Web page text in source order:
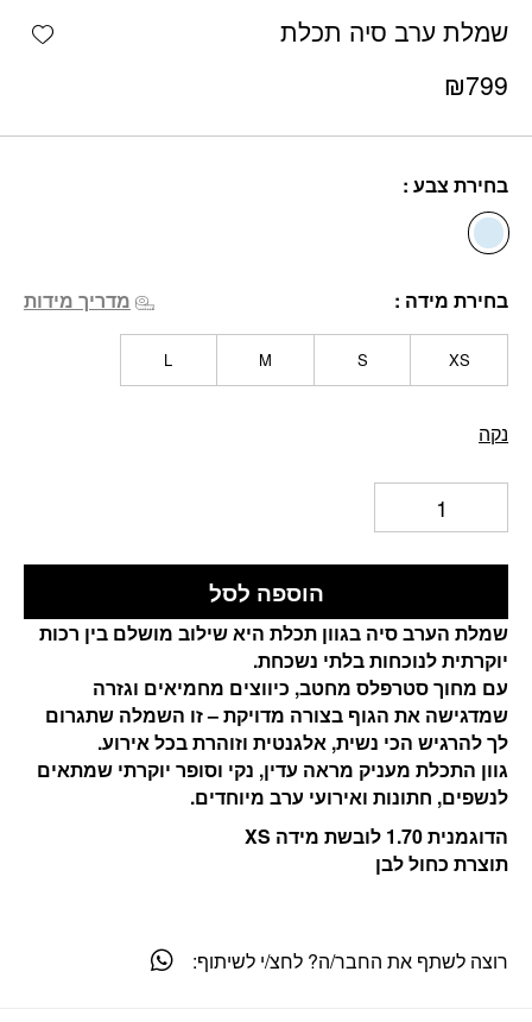
שמלת ערב סיה תכלת
₪799
בחירת צבע
בחירת מידה מדריך מידות
XS
S
M
L
נקה
הוספה לסל
שמלת הערב סיה בגוון תכלת היא שילוב מושלם בין רכות
יוקרתית לנוכחות בלתי נשכחת.
עם מחוך סטרפלס מחטב, כיווצים מחמיאים וגזרה
שמדגישה את הגוף בצורה מדויקת – זו השמלה שתגרום
לך להרגיש הכי נשית, אלגנטית וזוהרת בכל אירוע.
גוון התכלת מעניק מראה עדין, נקי וסופר יוקרתי שמתאים
לנשפים, חתונות ואירועי ערב מיוחדים.
הדוגמנית 1.70 לובשת מידה XS
תוצרת כחול לבן
רוצה לשתף את החבר/ה? לחצ/י לשיתוף: